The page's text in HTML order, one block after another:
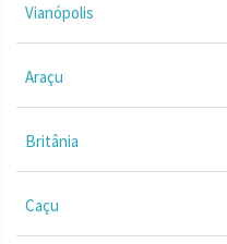
Vianópolis
Araçu
Britânia
Caçu